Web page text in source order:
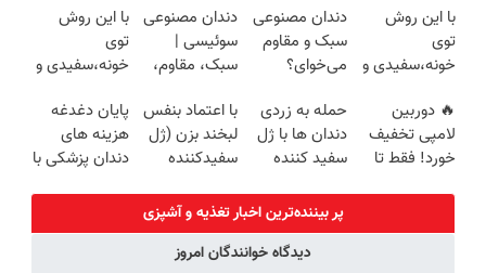
روزه ساخت!
سبک و مقاوم |
پرداخت قسطی
360°و سازگار با
اندروید و ios
پرداخت
اقساطی 💳 📍
تهران
با این روش
توی
خونه،سفیدی و
برگردون
(40%off)
دندان مصنوعی
سبک و مقاوم
می‌خوای؟
اقساطی هم
داریم!😍 | 📍
تهران
دندان مصنوعی
سوئیسی |
سبک، مقاوم،
رایگان+پرداخت
اقساطی😍
با این روش
توی
خونه،سفیدی و
برگردون(40%off)
🔥 دوربین
لامپی تخفیف
خورد! فقط تا
حمله به زردی
دندان ها با ژل
سفید کننده
خرید40%تخفیف
با اعتماد بنفس
لبخند بزن (ژل
سفیدکننده
پایان دغدغه
هزینه های
دندان پزشکی با
پر بیننده‌ترین اخبار تغذیه و آشپزی
دیدگاه خوانندگان امروز